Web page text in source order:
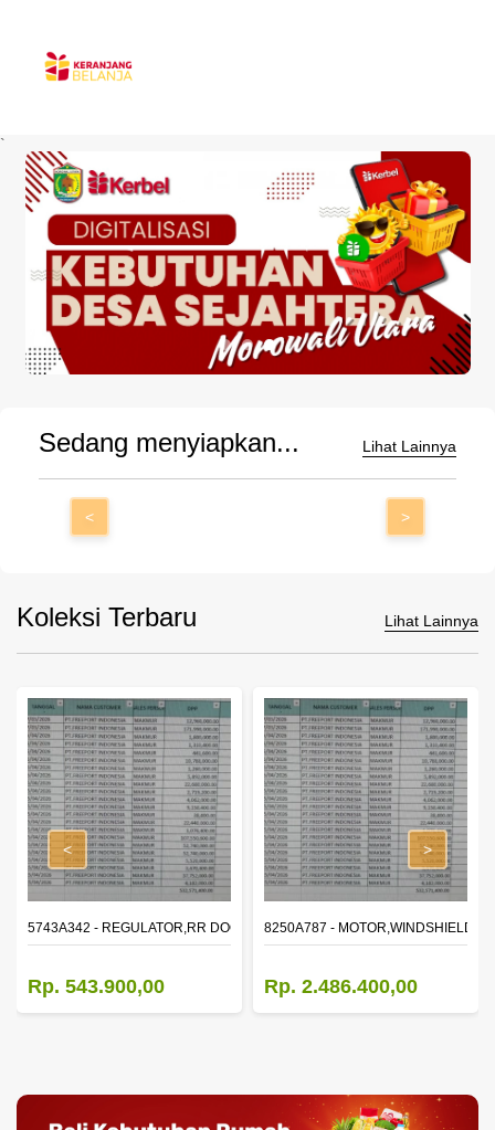
`
Sedang menyiapkan... Lihat Lainnya
< >
Koleksi Terbaru Lihat Lainnya
WINDOW,LH
5743A342 - REGULATOR,RR DOOR WINDOW,RH
Rp. 543.900,00
8250A787 - MOTOR,WINDSHIELD
Rp. 2.486.400,00
< >